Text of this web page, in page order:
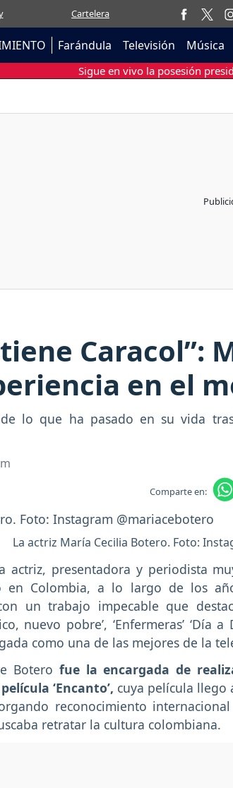
Cartelera
Farándula Televisión Música
Sigue en vivo la posesión
Caracol”:
en el
lo que ha pasado en su vida
Comparte en:
La actriz María Cecilia Botero. Foto:
actriz, presentadora y periodista
en Colombia, a lo largo de los
un trabajo impecable que
nuevo pobre’, ‘Enfermeras’ ‘Día
como una de las mejores de la
Botero fue la encargada de
‘Encanto’, cuya película llego
reconocimiento
retratar la cultura colombiana.